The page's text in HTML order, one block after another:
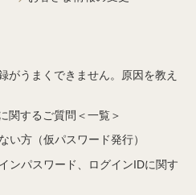
がうまくできません。原因を教え
関するご質問＜一覧＞
い方（仮パスワード発行）
ンパスワード、ログインIDに関す